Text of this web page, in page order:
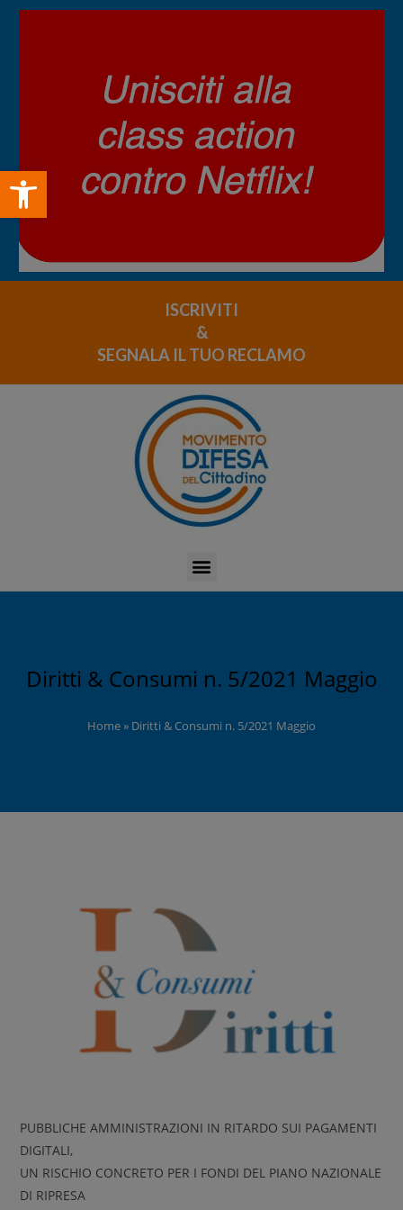
Open toolbar
ISCRIVITI
&
SEGNALA IL TUO RECLAMO
Diritti & Consumi n. 5/2021 Maggio
Home» Diritti & Consumi n. 5/2021 Maggio
PUBBLICHE AMMINISTRAZIONI IN RITARDO SUI PAGAMENTI
DIGITALI,
UN RISCHIO CONCRETO PER I FONDI DEL PIANO NAZIONALE
DI RIPRESA